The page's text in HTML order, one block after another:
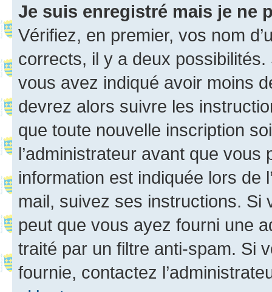
Je suis enregistré mais je ne
Vérifiez, en premier, vos nom
corrects, il y a deux
vous avez indiqué avoir moins
devrez alors suivre les
que toute nouvelle inscription
l’administrateur avant que
information est indiquée lors de
mail, suivez ses instructions. Si
peut que vous ayez fourni une
traité par un filtre anti-spam. Si
fournie, contactez